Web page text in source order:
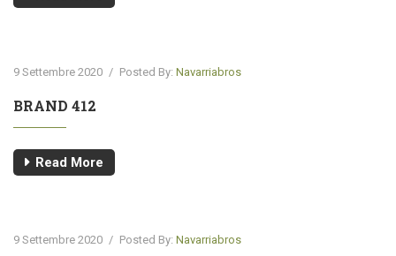
9 Settembre 2020 / Posted By: Navarriabros
BRAND 412
Read More
9 Settembre 2020 / Posted By: Navarriabros